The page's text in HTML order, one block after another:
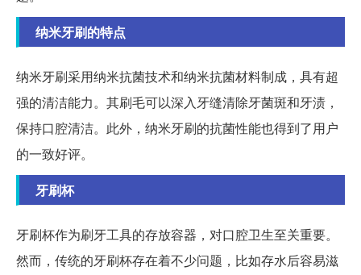
纳米牙刷的特点
纳米牙刷采用纳米抗菌技术和纳米抗菌材料制成，具有超
强的清洁能力。其刷毛可以深入牙缝清除牙菌斑和牙渍，
保持口腔清洁。此外，纳米牙刷的抗菌性能也得到了用户
的一致好评。
牙刷杯
牙刷杯作为刷牙工具的存放容器，对口腔卫生至关重要。
然而，传统的牙刷杯存在着不少问题，比如存水后容易滋